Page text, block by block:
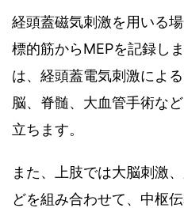
経頭蓋磁気刺激を用いる
標的筋からMEPを記録し
は、経頭蓋電気刺激によ
脳、脊髄、大血管手術な
立ちます。
また、上肢では大脳刺激
どを組み合わせて、中枢